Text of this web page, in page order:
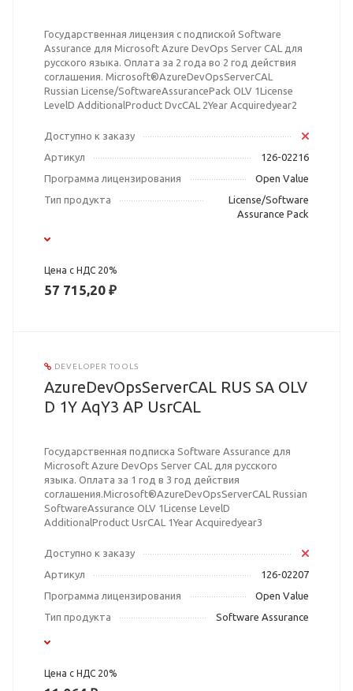
Государственная лицензия с подпиской Software
Assurance для Microsoft Azure DevOps Server CAL для
русского языка. Оплата за 2 года во 2 год действия
соглашения. Microsoft®AzureDevOpsServerCAL
Russian License/SoftwareAssurancePack OLV 1License
LevelD AdditionalProduct DvcCAL 2Year Acquiredyear2
Доступно к заказу
Артикул
126-02216
Программа лицензирования
Open Value
Тип продукта
License/Software
Assurance Pack
Цена с НДС 20%
57 715,20 ₽
DEVELOPER TOOLS
AzureDevOpsServerCAL RUS SA OLV
D 1Y AqY3 AP UsrCAL
Государственная подписка Software Assurance для
Microsoft Azure DevOps Server CAL для русского
языка. Оплата за 1 год в 3 год действия
соглашения.Microsoft®AzureDevOpsServerCAL Russian
SoftwareAssurance OLV 1License LevelD
AdditionalProduct UsrCAL 1Year Acquiredyear3
Доступно к заказу
Артикул
126-02207
Программа лицензирования
Open Value
Тип продукта
Software Assurance
Цена с НДС 20%